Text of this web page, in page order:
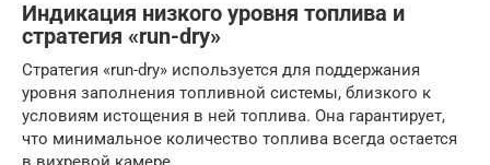
Индикация низкого уровня топлива и
стратегия «run-dry»
Стратегия «run-dry» используется для поддержания
уровня заполнения топливной системы, близкого к
условиям истощения в ней топлива. Она гарантирует,
что минимальное количество топлива всегда остается